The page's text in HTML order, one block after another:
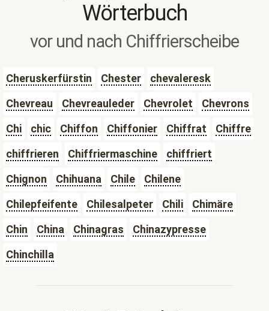
Wörterbuch
vor und nach Chiffrierscheibe
Cheruskerfürstin Chester
chevaleresk
Chevreau
Chevreauleder Chevrolet
Chevrons
Chi
chic Chiffon Chiffonier Chiffrat
Chiffre
chiffrieren
Chiffriermaschine
chiffriert
Chignon
Chihuana Chile
Chilene
Chilepfeifente
Chilesalpeter Chili
Chimäre
Chin
China Chinagras
Chinazypresse
Chinchilla